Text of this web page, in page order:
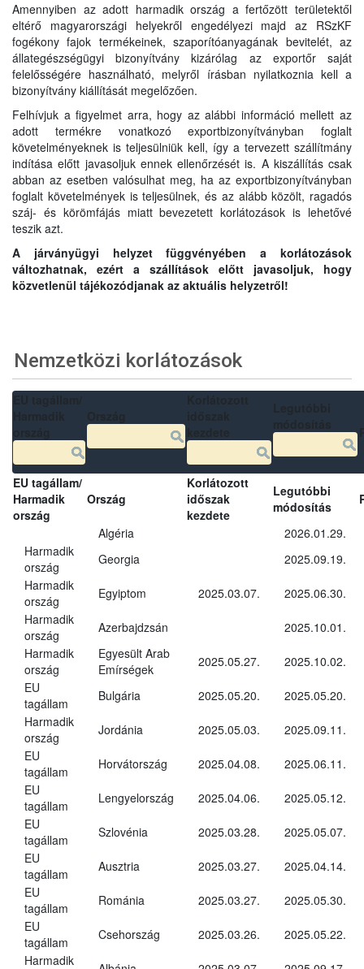
Amennyiben az adott harmadik ország a fertőzött területektől
eltérő magyarországi helyekről engedélyezi majd az RSzKF
fogékony fajok termékeinek, szaporítóanyagának bevitelét, az
állategészségügyi bizonyítvány kizárólag az exportőr saját
felelősségére használható, melyről írásban nyilatkoznia kell a
bizonyítvány kiállítását megelőzően.
Felhívjuk a figyelmet arra, hogy az alábbi információ mellett az
adott termékre vonatkozó exportbizonyítványban foglalt
követelményeknek is teljesülniük kell, így a tervezett szállítmány
indítása előtt javasoljuk ennek ellenőrzését is. A kiszállítás csak
abban az esetben valósulhat meg, ha az exportbizonyítványban
foglalt követelmények is teljesülnek, és az alább közölt, ragadós
száj- és körömfájás miatt bevezetett korlátozások is lehetővé
teszik azt.
A járványügyi helyzet függvényében a korlátozások
változhatnak, ezért a szállítások előtt javasoljuk, hogy
közvetlenül tájékozódjanak az aktuális helyzetről!
Nemzetközi korlátozások
EU tagállam/
Harmadik
ország
Ország
Korlátozott
időszak
kezdete
Legutóbbi
módosítás
Algéria
2026.01.29.
Harmadik
ország
Georgia
2025.09.19.
Harmadik
ország
Egyiptom 2025.03.07.
2025.06.30.
Harmadik
ország
Azerbajdzsán
2025.10.01.
Harmadik
ország
Egyesült Arab
Emírségek
2025.05.27.
2025.10.02.
EU
tagállam
Bulgária 2025.05.20.
2025.05.20.
Harmadik
ország
Jordánia 2025.05.03.
2025.09.11.
EU
tagállam
Horvátország 2025.04.08.
2025.06.11.
EU
tagállam
Lengyelország 2025.04.06.
2025.05.12.
EU
tagállam
Szlovénia 2025.03.28.
2025.05.07.
EU
tagállam
Ausztria 2025.03.27.
2025.04.14.
EU
tagállam
Románia 2025.03.27.
2025.05.30.
EU
tagállam
Csehország 2025.03.26.
2025.05.22.
Harmadik